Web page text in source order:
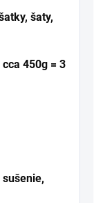
šaty,
450g = 3